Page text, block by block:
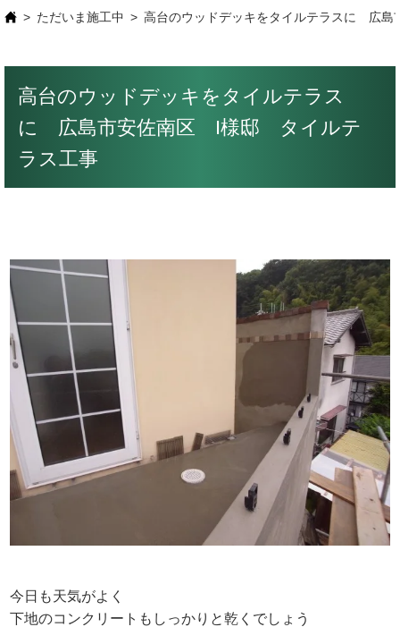
ただいま施工中 高台のウッドデッキをタイルテラスに 広
高台のウッドデッキをタイルテラス
に 広島市安佐南区 I様邸 タイルテ
ラス工事
今日も天気がよく
下地のコンクリートもしっかりと乾くでしょう